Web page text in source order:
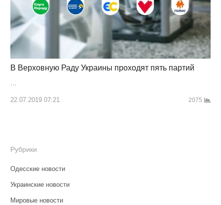
В Верховную Раду Украины проходят пять партий
…
22.07.2019 07:21 2075
Рубрики
Одесские новости
Украинские новости
Мировые новости